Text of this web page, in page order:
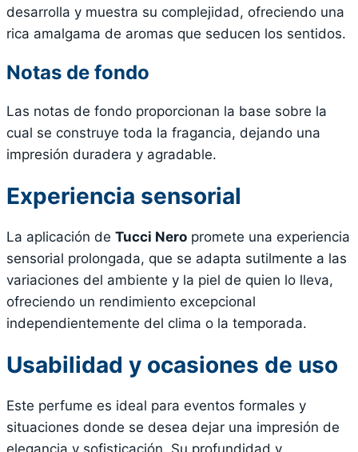
desarrolla y muestra su complejidad, ofreciendo una
rica amalgama de aromas que seducen los sentidos.
Notas de fondo
Las notas de fondo proporcionan la base sobre la
cual se construye toda la fragancia, dejando una
impresión duradera y agradable.
Experiencia sensorial
La aplicación de Tucci Nero promete una experiencia
sensorial prolongada, que se adapta sutilmente a las
variaciones del ambiente y la piel de quien lo lleva,
ofreciendo un rendimiento excepcional
independientemente del clima o la temporada.
Usabilidad y ocasiones de uso
Este perfume es ideal para eventos formales y
situaciones donde se desea dejar una impresión de